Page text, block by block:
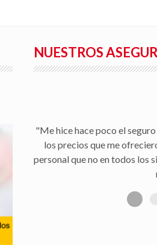
NUESTROS
"Facilidad para la
aseguradora, y rapidez en